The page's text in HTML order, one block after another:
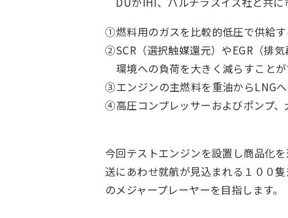
①燃料用のガスを比較的低圧で供給
②SCR（選択触媒還元）やEGR（排
環境への負荷を大きく減らすことが
③エンジンの主燃料を重油からLNG
④高圧コンプレッサーおよびポンプ
今回テストエンジンを設置し商品化
送にあわせ就航が見込まれる１００
のメジャープレーヤーを目指します。